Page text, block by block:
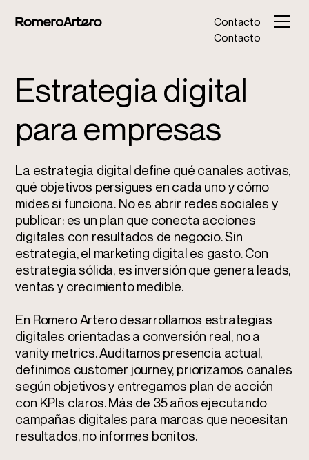
Contacto
Contacto
Estrategia digital
para empresas
La estrategia digital define qué canales activas,
qué objetivos persigues en cada uno y cómo
mides si funciona. No es abrir redes sociales y
publicar: es un plan que conecta acciones
digitales con resultados de negocio. Sin
estrategia, el marketing digital es gasto. Con
estrategia sólida, es inversión que genera leads,
ventas y crecimiento medible.
En Romero Artero desarrollamos estrategias
digitales orientadas a conversión real, no a
vanity metrics. Auditamos presencia actual,
definimos customer journey, priorizamos canales
según objetivos y entregamos plan de acción
con KPIs claros. Más de 35 años ejecutando
campañas digitales para marcas que necesitan
resultados, no informes bonitos.